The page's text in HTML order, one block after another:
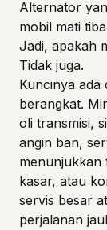
Alternator
mobil mati
Jadi, apakah
Tidak juga.
Kuncinya ada
berangkat.
oli transmisi,
angin ban,
menunjukkan
kasar, atau
servis besar
perjalanan